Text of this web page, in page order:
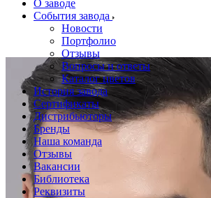
О заводе
События завода
Новости
Портфолио
Отзывы
Вопросы и ответы
Каталог цветов
История завода
Сертификаты
Дистрибьюторы
Бренды
Наша команда
Отзывы
Вакансии
Библиотека
Реквизиты